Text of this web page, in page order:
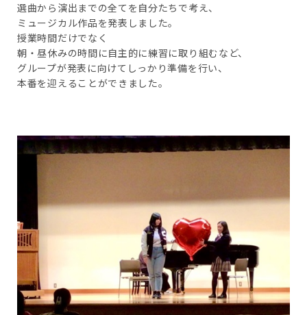
選曲から演出までの全てを自分たちで考え、
ミュージカル作品を発表しました。
授業時間だけでなく
朝・昼休みの時間に自主的に練習に取り組むなど、
グループが発表に向けてしっかり準備を行い、
本番を迎えることができました。